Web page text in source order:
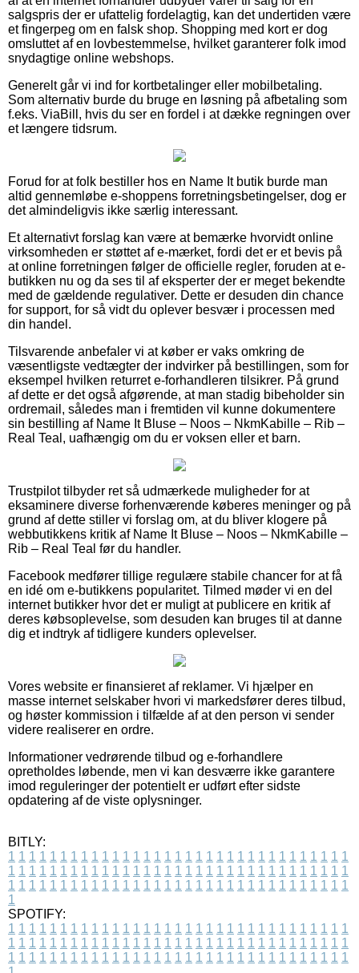
salgspris der er ufattelig fordelagtig, kan det undertiden være
et fingerpeg om en falsk shop. Shopping med kort er dog
omsluttet af en lovbestemmelse, hvilket garanterer folk imod
snydagtige online webshops.
Generelt går vi ind for kortbetalinger eller mobilbetaling.
Som alternativ burde du bruge en løsning på afbetaling som
f.eks. ViaBill, hvis du ser en fordel i at dække regningen over
et længere tidsrum.
Forud for at folk bestiller hos en Name It butik burde man
altid gennemløbe e-shoppens forretningsbetingelser, dog er
det almindeligvis ikke særlig interessant.
Et alternativt forslag kan være at bemærke hvorvidt online
virksomheden er støttet af e-mærket, fordi det er et bevis på
at online forretningen følger de officielle regler, foruden at e-
butikken nu og da ses til af eksperter der er meget bekendte
med de gældende regulativer. Dette er desuden din chance
for support, for så vidt du oplever besvær i processen med
din handel.
Tilsvarende anbefaler vi at køber er vaks omkring de
væsentligste vedtægter der indvirker på bestillingen, som for
eksempel hvilken returret e-forhandleren tilsikrer. På grund
af dette er det også afgørende, at man stadig bibeholder sin
ordremail, således man i fremtiden vil kunne dokumentere
sin bestilling af Name It Bluse – Noos – NkmKabille – Rib –
Real Teal, uafhængig om du er voksen eller et barn.
Trustpilot tilbyder ret så udmærkede muligheder for at
eksaminere diverse forhenværende køberes meninger og på
grund af dette stiller vi forslag om, at du bliver klogere på
webbutikkens kritik af Name It Bluse – Noos – NkmKabille –
Rib – Real Teal før du handler.
Facebook medfører tillige regulære stabile chancer for at få
en idé om e-butikkens popularitet. Tilmed møder vi en del
internet butikker hvor det er muligt at publicere en kritik af
deres købsoplevelse, som desuden kan bruges til at danne
dig et indtryk af tidligere kunders oplevelser.
Vores website er finansieret af reklamer. Vi hjælper en
masse internet selskaber hvori vi markedsfører deres tilbud,
og høster kommission i tilfælde af at den person vi sender
videre realiserer en ordre.
Informationer vedrørende tilbud og e-forhandlere
opretholdes løbende, men vi kan desværre ikke garantere
imod reguleringer der potentielt er udført efter sidste
opdatering af de viste oplysninger.
BITLY:
1 1 1 1 1 1 1 1 1 1 1 1 1 1 1 1 1 1 1 1 1 1 1 1 1 1 1 1 1 1 1 1 1
1 1 1 1 1 1 1 1 1 1 1 1 1 1 1 1 1 1 1 1 1 1 1 1 1 1 1 1 1 1 1 1 1
1 1 1 1 1 1 1 1 1 1 1 1 1 1 1 1 1 1 1 1 1 1 1 1 1 1 1 1 1 1 1 1 1
1
SPOTIFY:
1 1 1 1 1 1 1 1 1 1 1 1 1 1 1 1 1 1 1 1 1 1 1 1 1 1 1 1 1 1 1 1 1
1 1 1 1 1 1 1 1 1 1 1 1 1 1 1 1 1 1 1 1 1 1 1 1 1 1 1 1 1 1 1 1 1
1 1 1 1 1 1 1 1 1 1 1 1 1 1 1 1 1 1 1 1 1 1 1 1 1 1 1 1 1 1 1 1 1